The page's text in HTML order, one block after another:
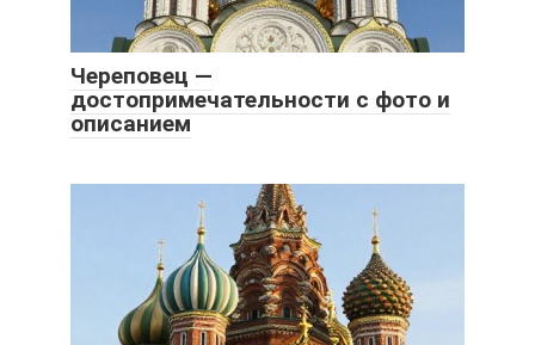
Череповец —
достопримечательности с фото и
описанием